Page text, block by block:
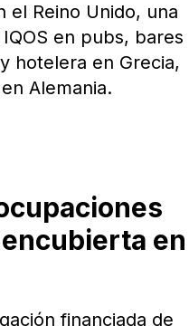
el Reino Unido, una
en pubs, bares
hotelera en Grecia,
Alemania.
en
financiada de